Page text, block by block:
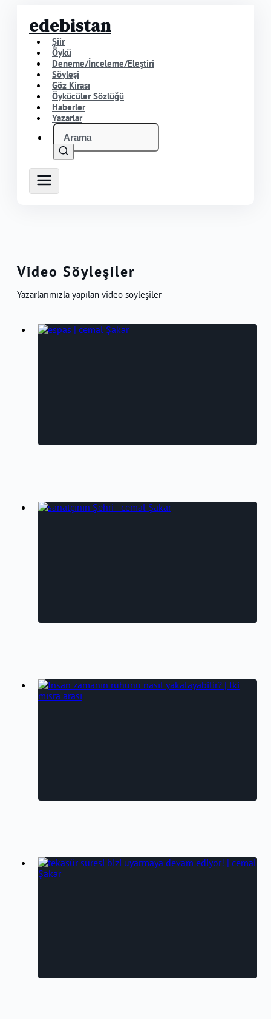
edebistan
Şiir
Öykü
Deneme/İnceleme/Eleştiri
Söyleşi
Göz Kirası
Öykücüler Sözlüğü
Haberler
Yazarlar
Video Söyleşiler
Yazarlarımızla yapılan video söyleşiler